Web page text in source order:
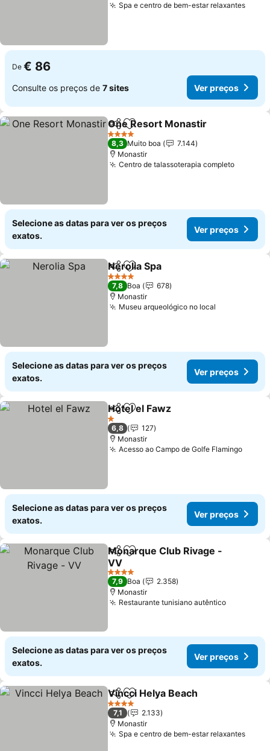
Spa e centro de bem-estar relaxantesVer
De € 86
Consulte os preços de 7 sites Ver preços
PartilharAdicionar aos favoritos
One Resort Monastir
4 Estrelas
8,3 Muito boa
7.144
Monastir
Centro de talassoterapia completoVer
Selecione as datas para ver os preços
exatos.
Ver preços
PartilharAdicionar aos favoritos
Nerolia Spa
4 Estrelas
7,8 Boa
678
Monastir
Museu arqueológico no local
Selecione as datas para ver os preços
exatos.
Ver preços
PartilharAdicionar aos favoritos
Hotel el Fawz
1 Estrelas
6,8
127
Monastir
Acesso ao Campo de Golfe FlamingoVer
Selecione as datas para ver os preços
exatos.
Ver preços
PartilharAdicionar aos favoritos
Monarque Club Rivage -
VV
Ver preços
4 Estrelas
7,9 Boa
2.358
Monastir
Restaurante tunisiano autênticoVer
Selecione as datas para ver os preços
exatos.
Ver preços
PartilharAdicionar aos favoritos
Vincci Helya Beach
4 Estrelas
7,1
2.133
Monastir
Spa e centro de bem-estar relaxantesVer